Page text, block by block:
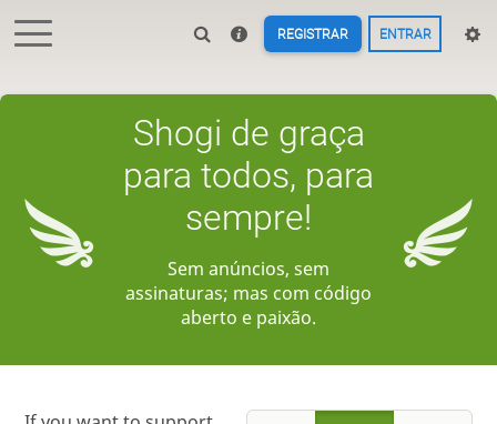
REGISTRAR ENTRAR
Shogi de graça
para todos, para
sempre!
Sem anúncios, sem
assinaturas; mas com código
aberto e paixão.